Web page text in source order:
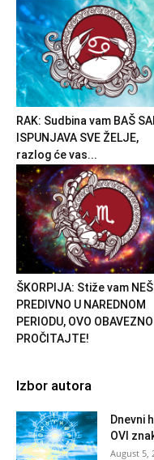
RAK: Sudbina vam BAŠ
ISPUNJAVA SVE ŽELJE,
razlog će vas...
ŠKORPIJA: Stiže vam
PREDIVNO U NAREDNOM
PERIODU, OVO OBAVEZNO
PROČITAJTE!
Izbor autora
Dnevni
OVI
August 5,